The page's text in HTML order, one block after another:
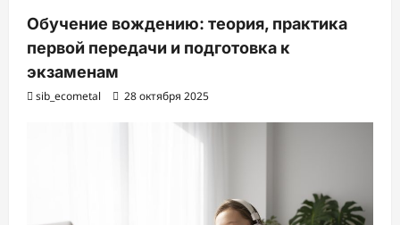
Обучение вождению: теория, практика
первой передачи и подготовка к
экзаменам
sib_ecometal 28 октября 2025